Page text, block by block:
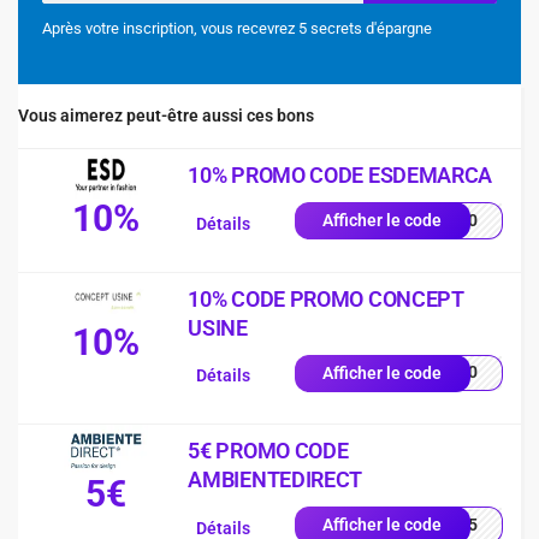
Après votre inscription, vous recevrez 5 secrets d'épargne
Vous aimerez peut-être aussi ces bons
10%
10% PROMO CODE ESDEMARCA
Afficher le codeSD10
Détails
10%
10% CODE PROMO CONCEPT
USINE
Afficher le codeIN10
Détails
5€
5€ PROMO CODE
AMBIENTEDIRECT
Afficher le codeEUR5
Détails